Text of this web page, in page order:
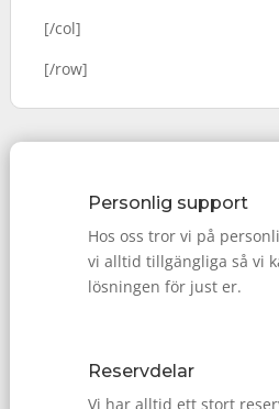
[/col]
[/row]
Personlig support
Hos oss tror vi på
vi alltid tillgängliga så vi
lösningen för just er.
Reservdelar
Vi har alltid ett stort